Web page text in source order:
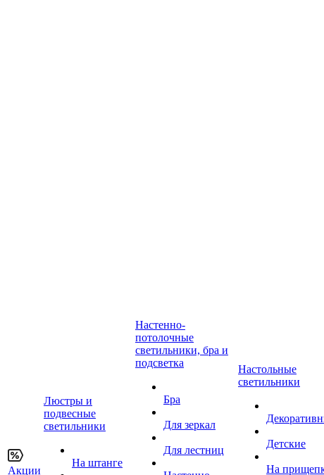
Акции
Люстры и
подвесные
светильники
На штанге
Настенно-
потолочные
светильники, бра и
подсветка
Бра
Для зеркал
Для лестниц
Настольные
светильники
Детские
На